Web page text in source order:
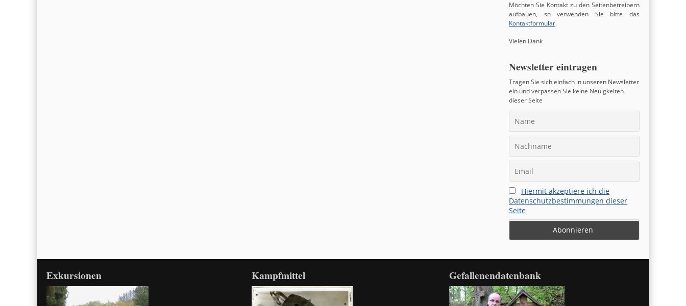
Möchten Sie Kontakt zu den Seitenbetreibern
aufbauen, so verwenden Sie bitte das
Kontaktformular.
Vielen Dank
Newsletter eintragen
Tragen Sie sich einfach in unseren Newsletter
ein und verpassen Sie keine Neuigkeiten
dieser Seite
Hiermit akzeptiere ich die
Datenschutzbestimmungen dieser
Seite
Exkursionen Kampfmittel Gefallenendatenbank